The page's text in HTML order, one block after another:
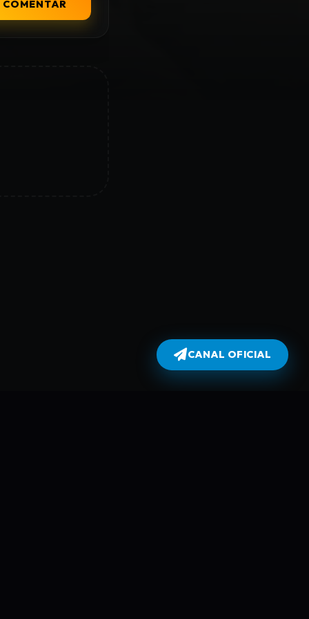
COMENTAR
CANAL OFICIAL